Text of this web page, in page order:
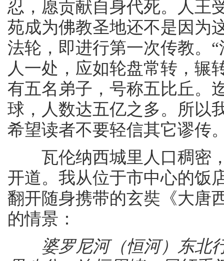
忍，愿贡献自身代死。人王
苑成为佛教圣地还不是因为
法轮，即进行第一次传教。
人一处，应如轮盘常转，辗
有五名弟子，号称五比丘。
球，人数达五亿之多。所以
希望读者不要轻信其它谬传
瓦伦纳西城里人口稠密，
开道。我从位于市中心的饭
翻开随身携带的玄奘《大唐
的情景：
婆罗尼河（恒河）东北